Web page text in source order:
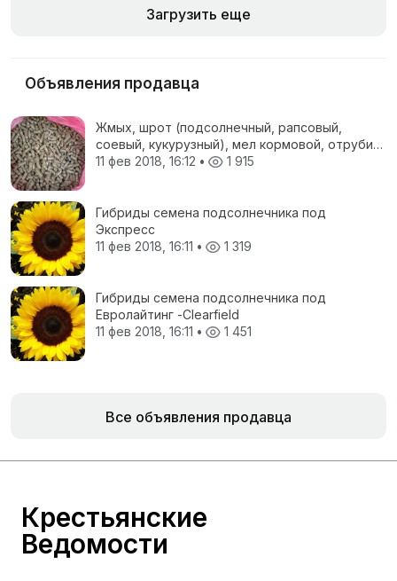
Загрузить еще
Объявления продавца
Жмых, шрот (подсолнечный, рапсовый,
соевый, кукурузный), мел кормовой, отруби
пшеничные, жом свекловичный, соя
11 фев 2018, 16:12 • 1 915
Гибриды семена подсолнечника под
Экспресс
11 фев 2018, 16:11 • 1 319
Гибриды семена подсолнечника под
Евролайтинг -Сlearfield
11 фев 2018, 16:11 • 1 451
Все объявления продавца
Крестьянские
Ведомости